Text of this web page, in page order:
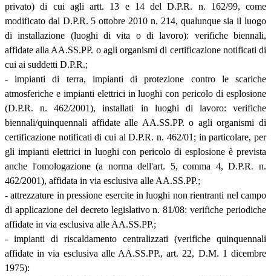
privato) di cui agli artt. 13 e 14 del D.P.R. n. 162/99, come
modificato dal D.P.R. 5 ottobre 2010 n. 214, qualunque sia il luogo
di installazione (luoghi di vita o di lavoro): verifiche biennali,
affidate alla AA.SS.PP. o agli organismi di certificazione notificati di
cui ai suddetti D.P.R.;
- impianti di terra, impianti di protezione contro le scariche
atmosferiche e impianti elettrici in luoghi con pericolo di esplosione
(D.P.R. n. 462/2001), installati in luoghi di lavoro: verifiche
biennali/quinquennali affidate alle AA.SS.PP. o agli organismi di
certificazione notificati di cui al D.P.R. n. 462/01; in particolare, per
gli impianti elettrici in luoghi con pericolo di esplosione è prevista
anche l'omologazione (a norma dell'art. 5, comma 4, D.P.R. n.
462/2001), affidata in via esclusiva alle AA.SS.PP.;
- attrezzature in pressione esercite in luoghi non rientranti nel campo
di applicazione del decreto legislativo n. 81/08: verifiche periodiche
affidate in via esclusiva alle AA.SS.PP.;
- impianti di riscaldamento centralizzati (verifiche quinquennali
affidate in via esclusiva alle AA.SS.PP., art. 22, D.M. 1 dicembre
1975):